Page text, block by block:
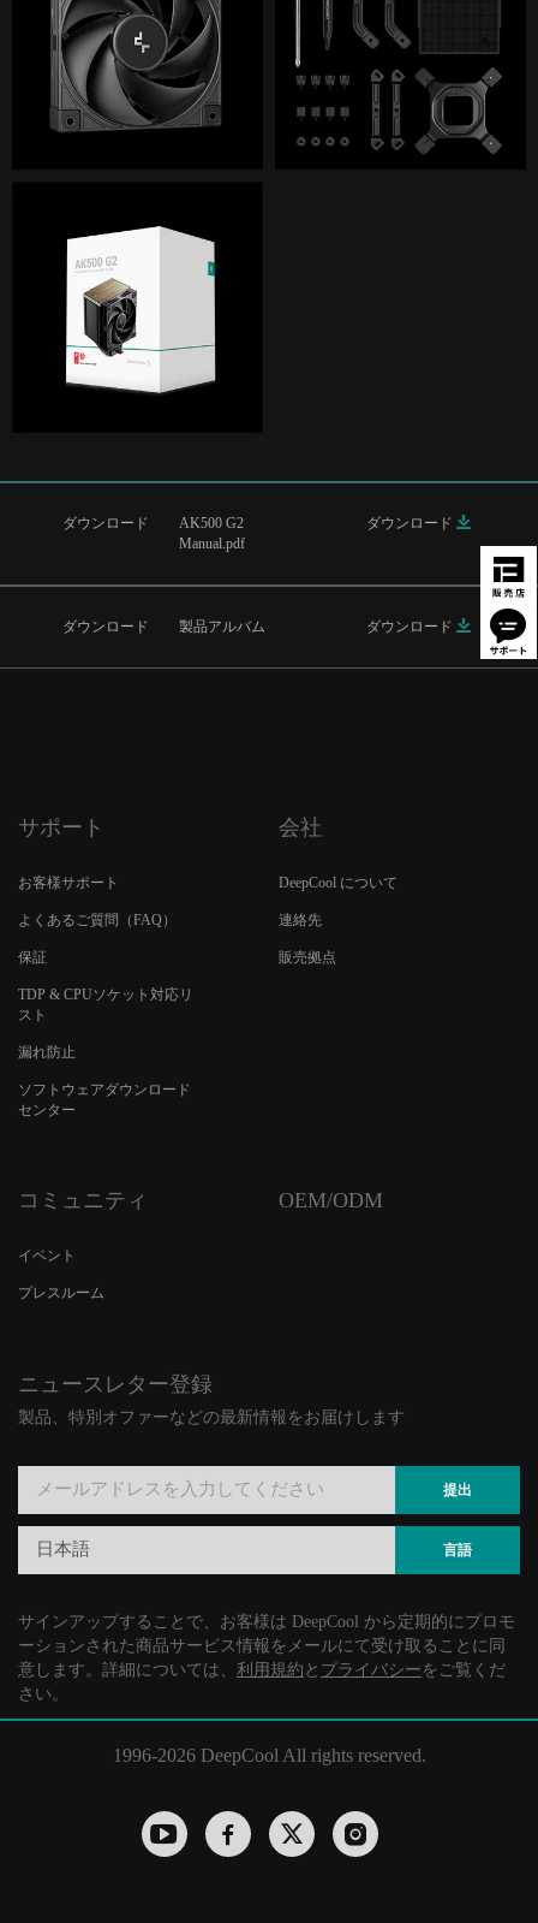
ダウンロード
AK500 G2
Manual.pdf
ダウンロード
ダウンロード 製品アルバム ダウンロード
サポート
お客様サポート
よくあるご質問（FAQ）
保証
TDP & CPUソケット対応リ
スト
漏れ防止
ソフトウェアダウンロード
センター
会社
DeepCool について
連絡先
販売拠点
コミュニティ
イベント
プレスルーム
OEM/ODM
ニュースレター登録
製品、特別オファーなどの最新情報をお届けします
提出
日本語 言語
サインアップすることで、お客様は DeepCool から定期的にプロモ
ーションされた商品サービス情報をメールにて受け取ることに同
意します。詳細については、 利用規約 と プライバシー をご覧くだ
さい。
1996-2026 DeepCool All rights reserved.